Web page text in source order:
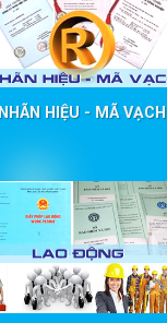
NHÃN HIỆU - MÃ VẠCH